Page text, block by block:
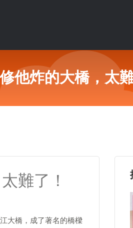
他炸的大橋，太
難了！
大橋，成了著名的橋樑